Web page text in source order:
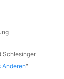
Schlesinger
Anderen"